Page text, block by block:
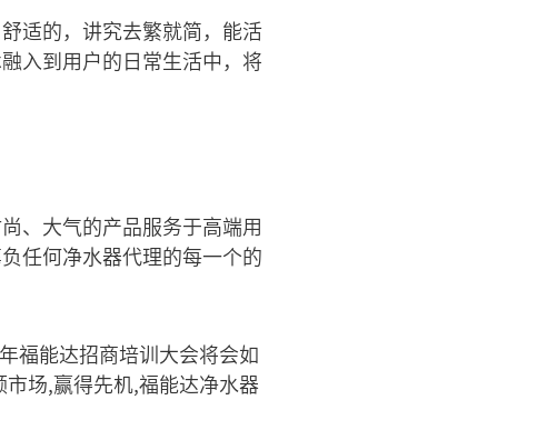
适的，讲究去繁就简，能活
入到用户的日常生活中，将
、大气的产品服务于高端用
任何净水器代理的每一个的
福能达招商培训大会将会如
场,赢得先机,福能达净水器